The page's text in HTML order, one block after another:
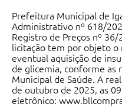
Prefeitura Municipal de
Administrativo nº 618/
Registro de Preços nº
licitação tem por objeto o
eventual aquisição de
de glicemia, conforme as
Municipal de Saúde. A
de outubro de 2025, as
eletrônico: